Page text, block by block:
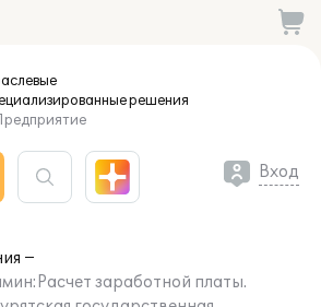
решения
Вход
заработной платы.